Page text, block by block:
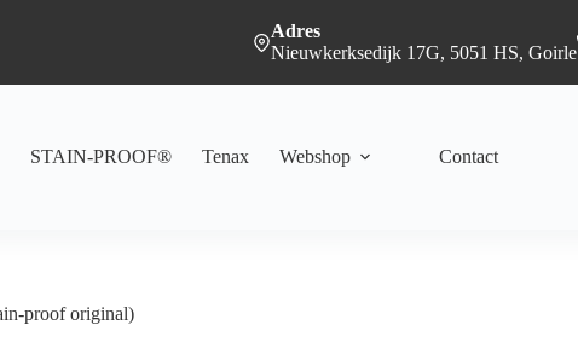
Adres
Nieuwkerksedijk 17G, 5051 HS, Goirle
STAIN-PROOF® Tenax Webshop Contact
proof original)